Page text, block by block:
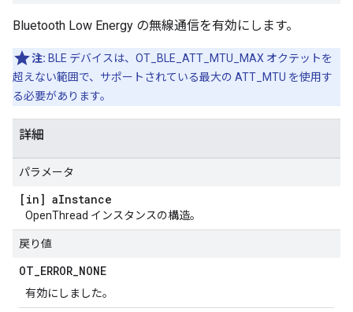
Bluetooth Low Energy の無線通信を有効にします。
注: BLE デバイスは、OT_BLE_ATT_MTU_MAX オクテットを
超えない範囲で、サポートされている最大の ATT_MTU を使用す
る必要があります。
詳細
パラメータ
[in] aInstance
OpenThread インスタンスの構造。
戻り値
OT_ERROR_NONE
有効にしました。